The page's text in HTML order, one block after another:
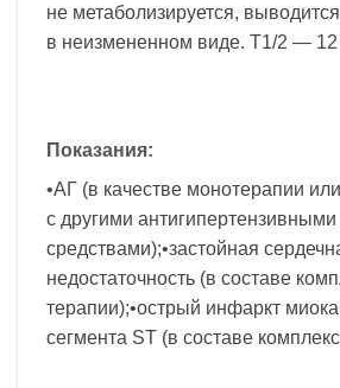
не метаболизируется,
в неизмененном виде. T1/2 — 12
Показания:
•АГ (в качестве монотерапии
с другими антигипертензивными
средствами);•застойная
недостаточность (в составе
терапии);•острый инфаркт
сегмента ST (в составе